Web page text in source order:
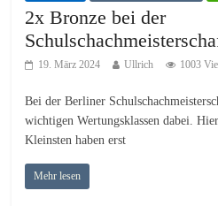
2x Bronze bei der
19. März 2024 Ullrich 1003
Bei der Berliner
wichtigen Wertungsklassen dabei.
Kleinsten haben erst
Mehr lesen